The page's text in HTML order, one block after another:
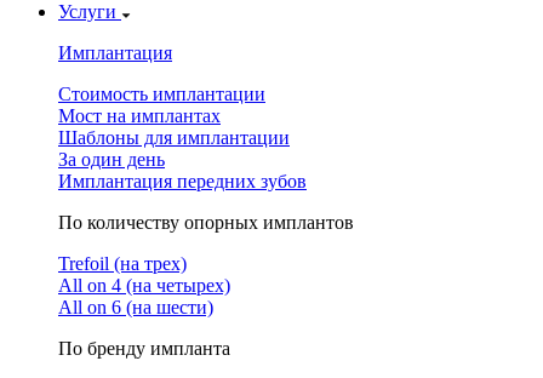
Услуги
Имплантация
Стоимость имплантации
Мост на имплантах
Шаблоны для имплантации
За один день
Имплантация передних зубов
По количеству опорных имплантов
Trefoil (на трех)
All on 4 (на четырех)
All on 6 (на шести)
По бренду импланта